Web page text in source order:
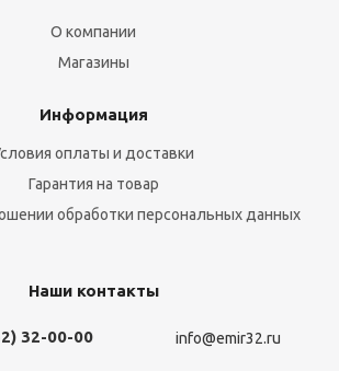
О компании
Магазины
Информация
оплаты и доставки
Гарантия на товар
обработки персональных данных
Наши контакты
32-00-00 info@emir32.ru